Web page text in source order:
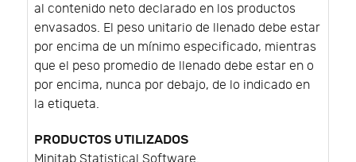
al contenido neto declarado en los productos
envasados. El peso unitario de llenado debe estar
por encima de un mínimo especificado, mientras
que el peso promedio de llenado debe estar en o
por encima, nunca por debajo, de lo indicado en
la etiqueta.
PRODUCTOS UTILIZADOS